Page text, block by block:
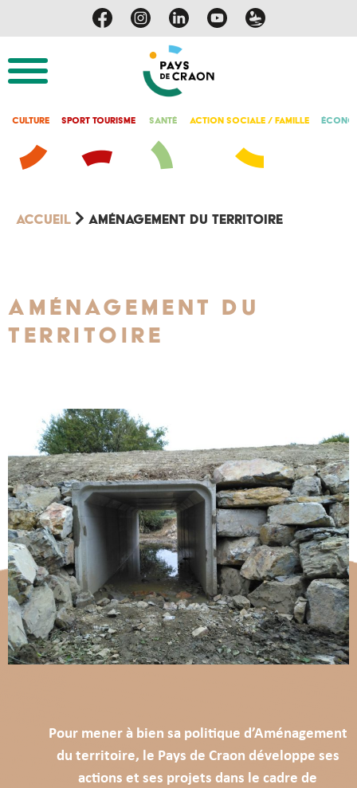
Culture Sport Tourisme Santé Action Sociale / Famille
Accueil Aménagement du Territoire
Aménagement du
Territoire
Pour mener à bien sa politique d’Aménagement
du territoire, le Pays de Craon développe ses
actions et ses projets dans le cadre de